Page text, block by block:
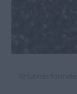
Viršutinės